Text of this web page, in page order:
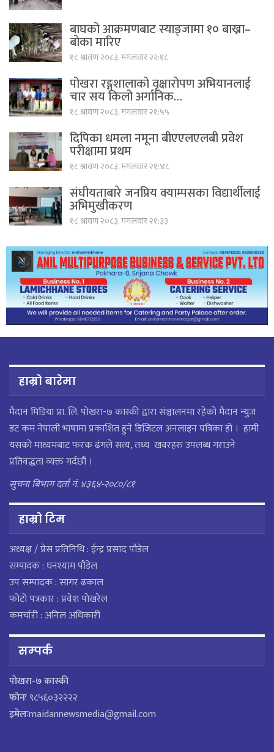
बाघको आक्रमणबाट स्याङ्जामा १० बाख्रा–
बोका मारिए
१८ श्रावण २०८३, मंगलवार २२:१८
पोखरा रङ्गशालाको वृक्षारोपण अभियानलाई
चार सय किलो अर्गानिक…
१८ श्रावण २०८३, मंगलवार २१:५५
दिपिका धमला नमूना बीएएलएलबी प्रवेश
परीक्षामा प्रथम
१८ श्रावण २०८३, मंगलवार २१:४८
संघीयताबारे जनप्रिय क्याम्पसका विद्यार्थीलाई
अभिमुखीकरण
१८ श्रावण २०८३, मंगलवार २१:३३
हाम्रो बारेमा
मैदान मिडिया प्रा. लि. पाेखरा-७ कास्की द्वारा संञ्चालनमा रहेको मैदान न्युज
डट कम नेपाली भाषामा प्रकाशित हुने डिजिटल अनलाइन पत्रिका हो । हामी
यसको माध्यमबाट फरक ढंगले सत्य, तथ्य खवरहरु उपलब्ध गराउने
प्रतिवद्धता व्यक्त गर्दछौं ।
सुचना बिभाग दर्ता नं. ४३६४-२०८०/८१
हाम्राे टिम
अध्यक्ष / प्रेस प्रतिनिधि : ईन्द्र प्रसाद पौडेल
सम्पादक : घनश्याम पौडेल
उप सम्पादक : सागर ढकाल
फोटो पत्रकार : प्रवेश पोखरेल
कमर्चारी : अनिल अधिकारी
सम्पर्क
पाेखरा-७ कास्की
फोनः९८५६०३२२२२
इमेलःmaidannewsmedia@gmail.com